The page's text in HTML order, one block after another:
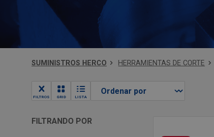
SUMINISTROS HERCO HERRAMIENTAS DE CORTE
FILTROS GRID LISTA
FILTRANDO POR